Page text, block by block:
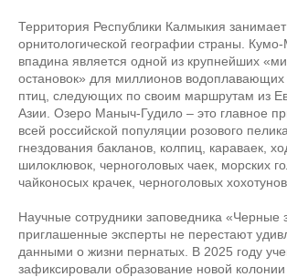
Территория Республики Калмыкия
орнитологической географии страны.
впадина является одной из крупнейших
остановок» для миллионов
птиц, следующих по своим маршрутам из
Азии. Озеро Маныч-Гудило – это главное
всей российской популяции розового
гнездования бакланов, колпиц, караваек,
шилоклювок, черноголовых чаек, морских
чайконосых крачек, черноголовых
Научные сотрудники заповедника «Черные
приглашенные эксперты не перестают
данными о жизни пернатых. В 2025 году
зафиксировали образование новой